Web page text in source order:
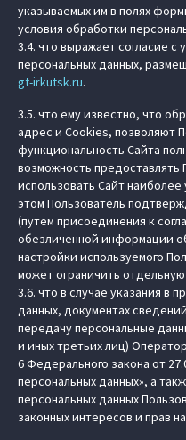
указываемых им в полях
условия обработки
3.4. что выражает согласие с
персональных данных,
gt-irkutsk.ru.
3.5. что ему известно, что
адрес и Cookies, позволяют
функциональность Сайта
возможность
использовать Сайт
этом Пользователь
(путем присоединения к
обезличенной информации
настройки используемого
может ограничить
3.6. что в случае указания в
данных, документах
передачу персональные
и иных третьих лиц)
6 Федерального закона от
персональных данных», а
персональных данных
законных интересов и прав